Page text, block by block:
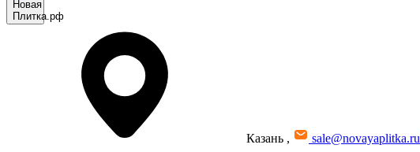
Казань , sale@novayaplitka.ru